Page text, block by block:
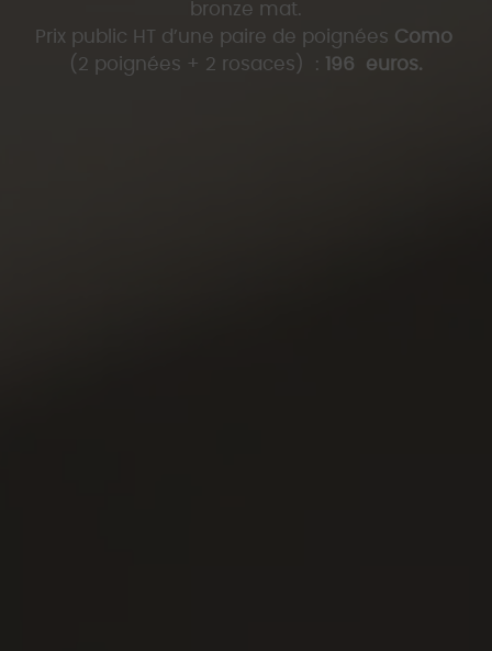
bronze mat.
Prix public HT d’une paire de poignées Como
(2 poignées + 2 rosaces) : 196 euros.